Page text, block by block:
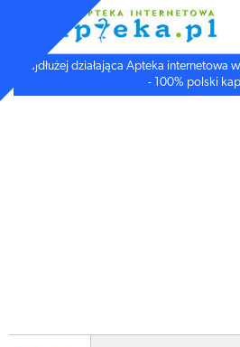
Najdłużej działająca Apteka internetowa
- 100% polski